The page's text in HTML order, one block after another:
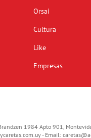
Orsai
Cultura
Like
Empresas
1984 Apto 901,
- Email: